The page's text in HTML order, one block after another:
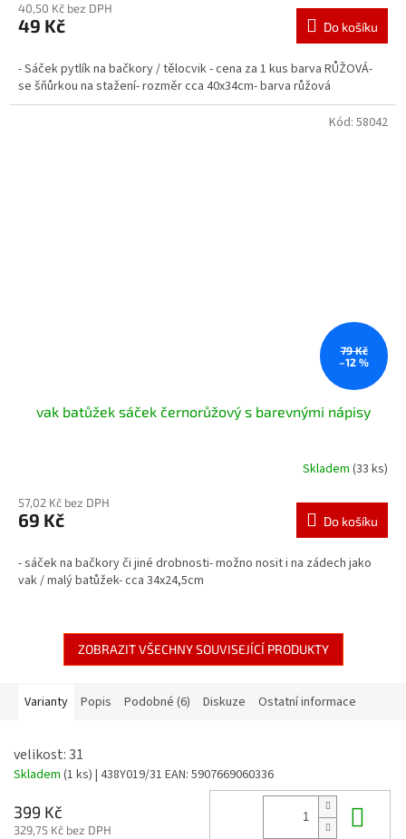
40,50 Kč bez DPH
49 Kč Do košíku
- Sáček pytlík na bačkory / tělocvik - cena za 1 kus barva RŮŽOVÁ-
se šňůrkou na stažení- rozměr cca 40x34cm- barva růžová
79 Kč
–12 %
vak batůžek sáček černorůžový s barevnými nápisy
Skladem (33 ks)
57,02 Kč bez DPH
69 Kč Do košíku
- sáček na bačkory či jiné drobnosti- možno nosit i na zádech jako
vak / malý batůžek- cca 34x24,5cm
Kód: 58042
ZOBRAZIT VŠECHNY SOUVISEJÍCÍ PRODUKTY
Varianty Popis Podobné (6) Diskuze Ostatní informace
velikost: 31
Skladem (1 ks) | 438Y019/31 EAN: 5907669060336
399 Kč
329,75 Kč bez DPH